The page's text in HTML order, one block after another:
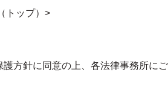
ップ） >
護方針に同意の上、各法律事務所にご